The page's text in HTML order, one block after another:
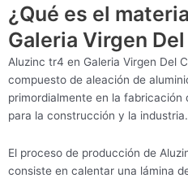
¿Qué es el
Galeria Virgen
Aluzinc tr4 en Galeria Virgen Del
compuesto de aleación de
primordialmente en la
para la construcción y la industria.
El proceso de producción de
consiste en calentar una lámina